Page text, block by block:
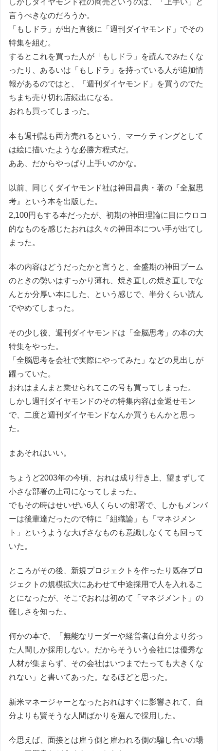
しかしダイヤモンド社の商売というのは、「上手い」と
言うべきなのだろうか。
「もしドラ」が出た直後に「週刊ダイヤモンド」でその
特集を組む。
するとこれを買った人が「もしドラ」を読んでみたくな
ったり、あるいは「もしドラ」を持っている人が追加情
報があるのではと、「週刊ダイヤモンド」を買うのでた
ちまち売り切れ店続出になる。
おれも買ってしまった。
本も週刊誌も両方売れるという、マーケティングとして
は絵に描いたような必勝方程式だ。
ああ、だからやっぱり上手いのかな。
以前、同じくダイヤモンド社は神田昌典・著の『全脳思
考』という本を出版した。
2,100円もする本だったが、初期の神田理論に目にウロコ
的なものを感じたおれは久々の神田本につい手が出てし
まった。
本の内容はどうだったかと言うと、全盛期の神田ブーム
のときの勢いはすっかり薄れ、焼き直しの焼き直しでな
んとか分厚い本にした、という感じで、半分くらい読ん
でやめてしまった。
その少し後、週刊ダイヤモンドは「全脳思考」の本の大
特集をやった。
「全脳思考を会社で実際にやってみた」などの見出しが
躍っていた。
おれはまんまと乗せられてこの号も買ってしまった。
しかし週刊ダイヤモンドのその特集内容は金返せモン
で、二度と週刊ダイヤモンドなんか買うもんかと思っ
た。
まあそれはいい。
ちょうど2003年の今頃、おれは成り行き上、望まずして
小さな部署の上司になってしまった。
でもその時はせいぜい6人くらいの部署で、しかもメンバ
ーは後輩達だったので特に「組織論」も「マネジメン
ト」というような大げさなものも意識しなくても回って
いた。
ところがその後、新規プロジェクトを作ったり既存プロ
ジェクトの規模拡大にあわせて中途採用で人を入れるこ
とになったが、そこでおれは初めて「マネジメント」の
難しさを知った。
何かの本で、「無能なリーダーや経営者は自分より劣っ
た人間しか採用しない。だからそういう会社には優秀な
人材が集まらず、その会社はいつまでたっても大きくな
れない」と書いてあった。なるほどと思った。
新米マネージャーとなったおれはすぐに影響されて、自
分よりも賢そうな人間ばかりを選んで採用した。
今思えば、面接とは雇う側と雇われる側の騙し合いの場